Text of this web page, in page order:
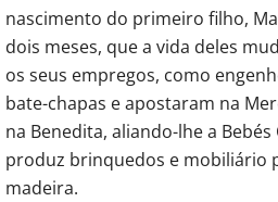
nascimento do primeiro filho,
dois meses, que a vida deles
os seus empregos, como
bate-chapas e apostaram na
na Benedita, aliando-lhe a Bebés
produz brinquedos e mobiliário
madeira.